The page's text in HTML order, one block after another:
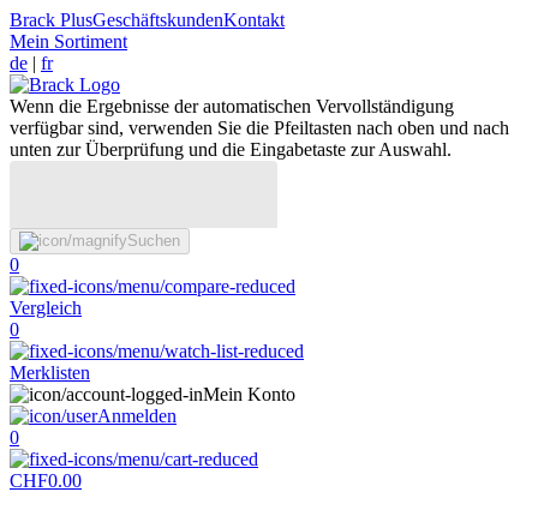
Brack PlusGeschäftskundenKontakt
Mein Sortiment
de | fr
Wenn die Ergebnisse der automatischen Vervollständigung
verfügbar sind, verwenden Sie die Pfeiltasten nach oben und nach
unten zur Überprüfung und die Eingabetaste zur Auswahl.
Suchen
0
Vergleich
0
Merklisten
Mein Konto
Anmelden
0
CHF0.00